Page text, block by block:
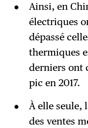
Ainsi, en
électriques
dépassé
thermiques
derniers ont
pic en 2017.
À elle seule,
des ventes